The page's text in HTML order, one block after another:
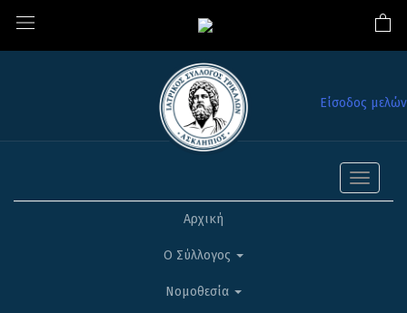
Είσοδος μελών
Toggle
Αρχική
Ο Σύλλογος
Νομοθεσία